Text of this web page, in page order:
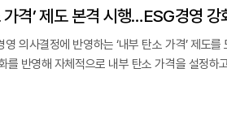
격’ 제도 본격 시행…ESG경영 강
의사결정에 반영하는 ‘내부 탄소 가격’ 제도
를 반영해 자체적으로 내부 탄소 가격을 설정하